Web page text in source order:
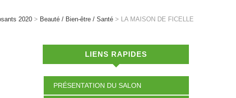
2020 > Beauté / Bien-être / Santé > LA MAISON DE FICELLE
LIENS RAPIDES
PRÉSENTATION DU SALON